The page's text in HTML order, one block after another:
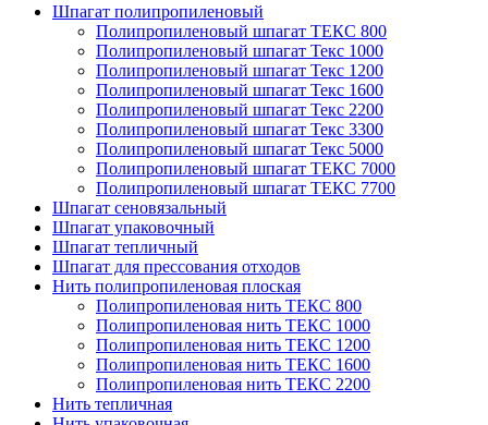
Шпагат полипропиленовый
Полипропиленовый шпагат ТЕКС 800
Полипропиленовый шпагат Текс 1000
Полипропиленовый шпагат Текс 1200
Полипропиленовый шпагат Текс 1600
Полипропиленовый шпагат Текс 2200
Полипропиленовый шпагат Текс 3300
Полипропиленовый шпагат Текс 5000
Полипропиленовый шпагат ТЕКС 7000
Полипропиленовый шпагат ТЕКС 7700
Шпагат сеновязальный
Шпагат упаковочный
Шпагат тепличный
Шпагат для прессования отходов
Нить полипропиленовая плоская
Полипропиленовая нить ТЕКС 800
Полипропиленовая нить ТЕКС 1000
Полипропиленовая нить ТЕКС 1200
Полипропиленовая нить ТЕКС 1600
Полипропиленовая нить ТЕКС 2200
Нить тепличная